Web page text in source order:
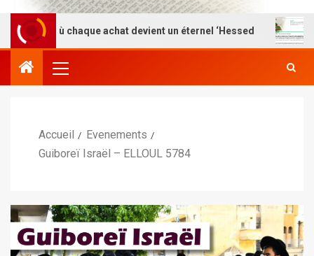
Là où chaque achat devient un éternel ‘Hessed
Accueil
Evenements
Guiboreï Israël – ELLOUL 5784